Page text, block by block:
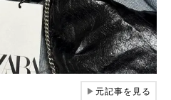
▶元記事を見る